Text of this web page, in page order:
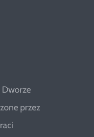
przez